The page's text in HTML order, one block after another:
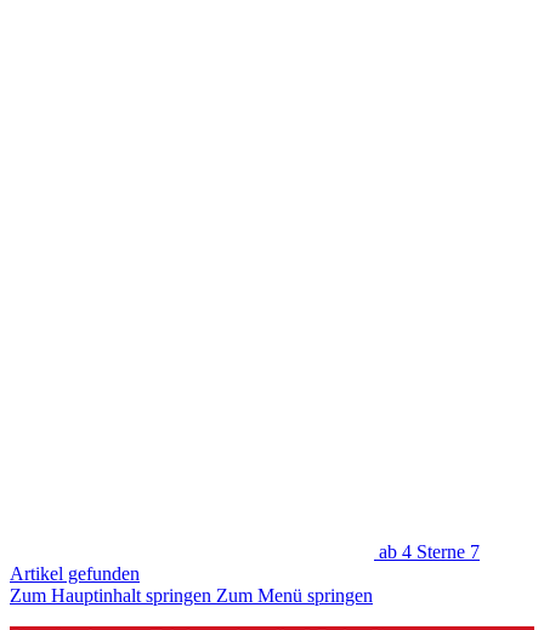
ab 4 Sterne 7
Artikel gefunden
Zum Hauptinhalt springen Zum Menü springen